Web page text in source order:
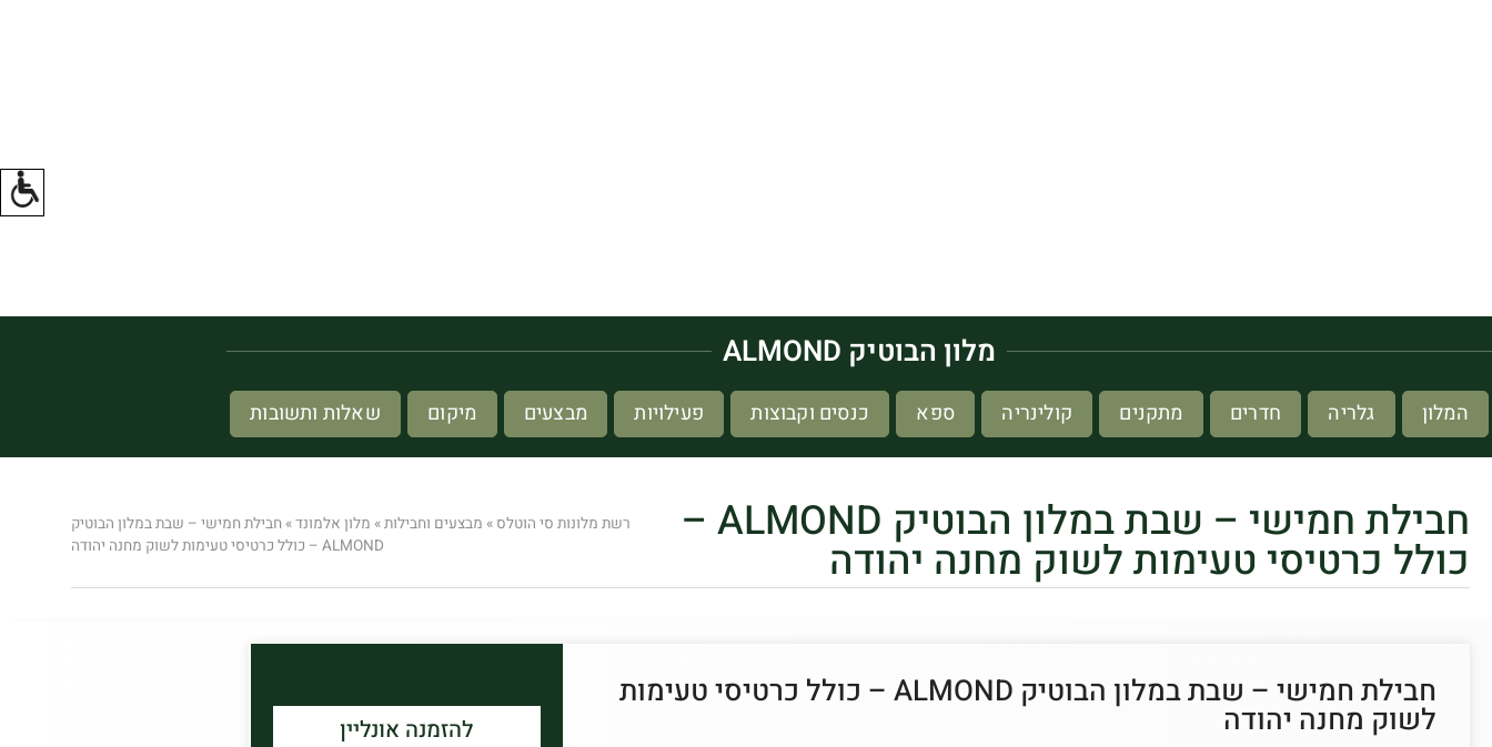
מלון הבוטיק ALMOND
המלון גלריה חדרים מתקנים קולינריה ספא כנסים וקבוצות פעילויות מבצעים מיקום שאלות ותשובות
חבילת חמישי – שבת במלון הבוטיק ALMOND –
כולל כרטיסי טעימות לשוק מחנה יהודה
רשת מלונות סי הוטלס » מבצעים וחבילות» מלון אלמונד» חבילת חמישי – שבת במלון הבוטיק
ALMOND – כולל כרטיסי טעימות לשוק מחנה יהודה
חבילת חמישי – שבת במלון הבוטיק ALMOND – כולל כרטיסי טעימות
לשוק מחנה יהודה להזמנה אונליין